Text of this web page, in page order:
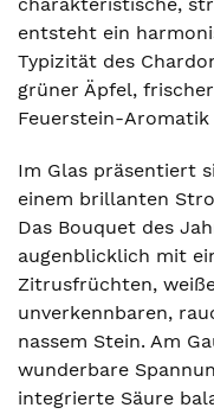
entsteht ein
Typizität des
grüner Äpfel,
Feuerstein-
Im Glas präsentiert
einem brillanten
Das Bouquet des
augenblicklich mit
Zitrusfrüchten,
unverkennbaren,
nassem Stein. Am
wunderbare
integrierte Säure